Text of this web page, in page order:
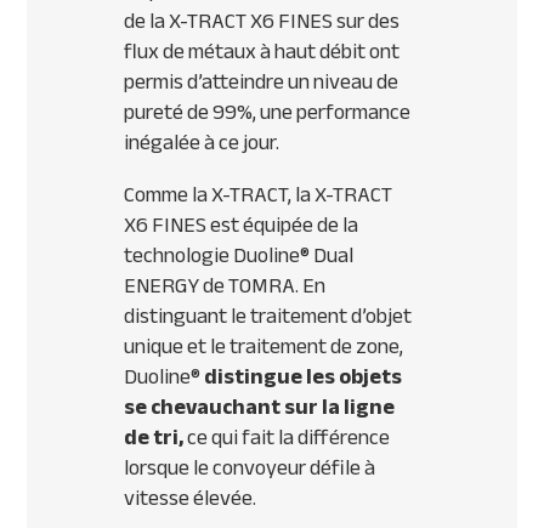
de la X-TRACT X6 FINES sur des
flux de métaux à haut débit ont
permis d’atteindre un niveau de
pureté de 99%, une performance
inégalée à ce jour.
Comme la X-TRACT, la X-TRACT
X6 FINES est équipée de la
technologie Duoline® Dual
ENERGY de TOMRA. En
distinguant le traitement d’objet
unique et le traitement de zone,
Duoline®distingue les objets
se chevauchant sur la ligne
de tri,ce qui fait la différence
lorsque le convoyeur défile à
vitesse élevée.